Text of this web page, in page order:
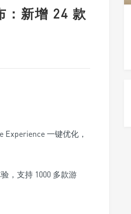
：新增 24 款
Experience 一键优化，
，支持 1000 多款游